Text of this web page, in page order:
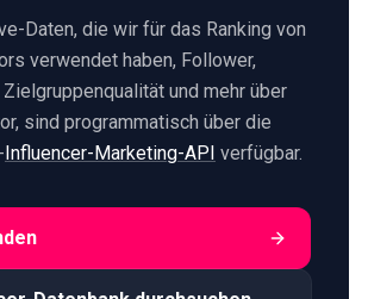
Daten, die wir für das Ranking von
verwendet haben, Follower,
Zielgruppenqualität und mehr über
sind programmatisch über die
Influencer-Marketing-API verfügbar.